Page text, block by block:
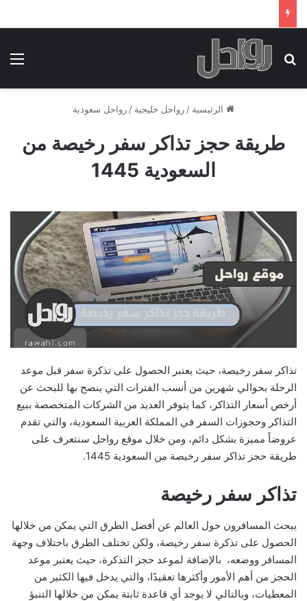
بحث عن
الرئيسية / رواحل خليجية / رواحل سعودية
طريقة حجز تذاكر سفر رخيصة من
السعودية 1445
تذاكر سفر رخيصة، حيث يعتبر الحصول على تذكرة سفر قبل موعد
الرحلة بحوالي شهرين من أنسب الفترات التي ينصح بها للبحث عن
أرخص أسعار التذاكر، كما يتوفر العديد من الشركات المتخصصة ببيع
التذاكر وحجوزات السفر في المملكة العربية السعودية، والتي تقدم
عروضاً مميزة بشكل دائم، ومن خلال موقع رواحل سنتعرف على
طريقة حجز تذاكر سفر رخيصة من السعودية 1445.
تذاكر سفر رخيصة
يبحث المسافرون حول العالم عن أفضل الطرق التي يمكن من خلالها
الحصول على تذكرة سفر رخيصة، ولكن تختلف الطرق باختلاف وجهة
المسافر ووضعه، بالإضافة لموعد حجز التذكرة، حيث يعتبر موعد
الحجز من أهم الأمور وأكثرها تعقيدًا، والتي يدخل فيها الكثير من
المعطيات، وبالتالي لا يوجد أي قاعدة ثابتة يمكن من خلالها التنبؤ